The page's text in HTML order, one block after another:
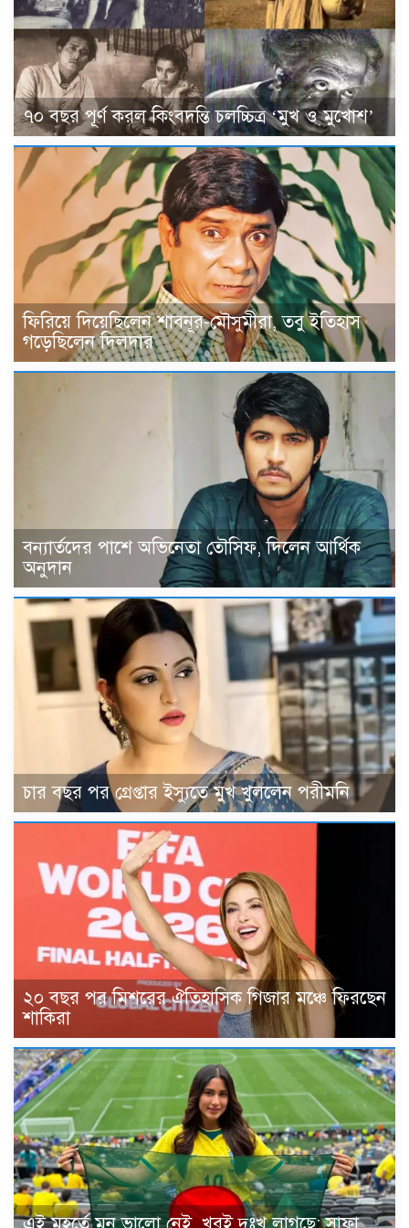
৭০ বছর পূর্ণ করল কিংবদন্তি চলচ্চিত্র ‘মুখ ও মুখোশ’
ফিরিয়ে দিয়েছিলেন শাবনূর-মৌসুমীরা, তবু ইতিহাস
গড়েছিলেন দিলদার
বন্যার্তদের পাশে অভিনেতা তৌসিফ, দিলেন আর্থিক
অনুদান
চার বছর পর গ্রেপ্তার ইস্যুতে মুখ খুললেন পরীমনি
২০ বছর পর মিশরের ঐতিহাসিক গিজার মঞ্চে ফিরছেন
শাকিরা